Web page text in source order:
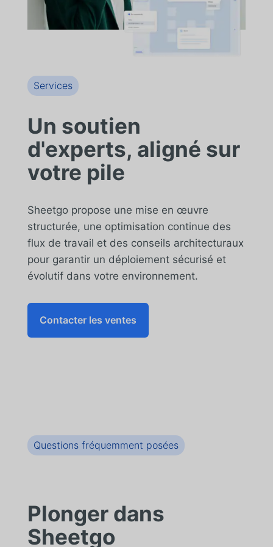
Services
Un soutien
d'experts, aligné sur
votre pile
Sheetgo propose une mise en œuvre
structurée, une optimisation continue des
flux de travail et des conseils architecturaux
pour garantir un déploiement sécurisé et
évolutif dans votre environnement.
Contacter les ventes
Questions fréquemment posées
Plonger dans
Sheetgo